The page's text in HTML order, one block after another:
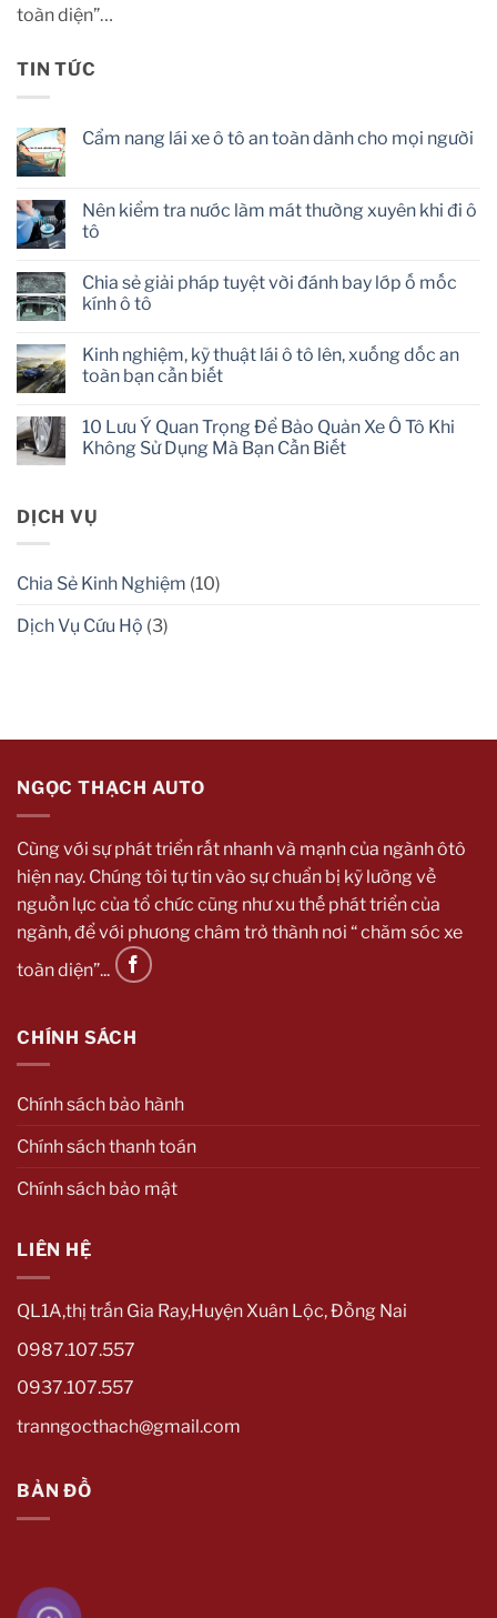
toàn diện”…
TIN TỨC
Cẩm nang lái xe ô tô an toàn dành cho mọi người
Cẩm
nang
lái
tô
an
toàn
mọi
người
Nên kiểm tra nước làm mát thường xuyên khi đi ô
tô
on
Nên
kiểm
làm
mát
thường
đi
ô
tô
Chia sẻ giải pháp tuyệt vời đánh bay lớp ố mốc
kính ô tô
on
Chia
sẻ
tuyệt
vời
đánh
mốc
kính
Kinh nghiệm, kỹ thuật lái ô tô lên, xuống dốc an
toàn bạn cần biết
on
Kinh
nghiệm,
ô
tô
an
cần
10 Lưu Ý Quan Trọng Để Bảo Quản Xe Ô Tô Khi
Không Sử Dụng Mà Bạn Cần Biết
10
Lưu
Để
Xe
Bạn
DỊCH VỤ
Chia Sẻ Kinh Nghiệm (10)
Dịch Vụ Cứu Hộ (3)
NGỌC THẠCH AUTO
Cùng với sự phát triển rất nhanh và mạnh của ngành ôtô
hiện nay. Chúng tôi tự tin vào sự chuẩn bị kỹ lưỡng về
nguồn lực của tổ chức cũng như xu thế phát triển của
ngành, để với phương châm trở thành nơi “ chăm sóc xe
toàn diện”...
CHÍNH SÁCH
Chính sách bảo hành
Chính sách thanh toán
Chính sách bảo mật
LIÊN HỆ
QL1A,thị trấn Gia Ray,Huyện Xuân Lộc, Đồng Nai
0987.107.557
0937.107.557
tranngocthach@gmail.com
BẢN ĐỒ